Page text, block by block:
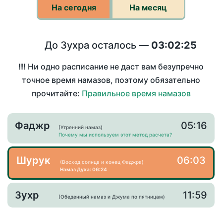
На сегодня На месяц
До Зухра осталось — 03:02:24
!!! Ни одно расписание не даст вам безупречно
точное время намазов, поэтому обязательно
прочитайте: Правильное время намазов
Фаджр
(Утренний намаз)
Почему мы используем этот метод расчета?
05:16
Шурук
(Восход солнца и конец Фаджра)
Намаз Духа: 06:24
06:03
Зухр (Обеденный намаз и Джума по пятницам) 11:59